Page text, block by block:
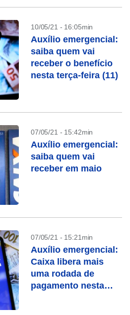
10/05/21 - 16:05min
Auxílio emergencial:
saiba quem vai
receber o benefício
nesta terça-feira (11)
07/05/21 - 15:42min
Auxílio emergencial:
saiba quem vai
receber em maio
07/05/21 - 15:21min
Auxílio emergencial:
Caixa libera mais
uma rodada de
pagamento nesta